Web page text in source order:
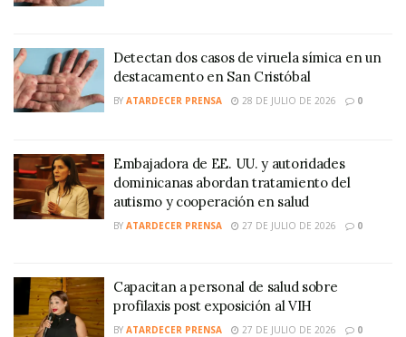
Detectan dos casos de viruela símica en un
destacamento en San Cristóbal
BY ATARDECER PRENSA 28 DE JULIO DE 2026 0
Embajadora de EE. UU. y autoridades
dominicanas abordan tratamiento del
autismo y cooperación en salud
BY ATARDECER PRENSA 27 DE JULIO DE 2026 0
Capacitan a personal de salud sobre
profilaxis post exposición al VIH
BY ATARDECER PRENSA 27 DE JULIO DE 2026 0